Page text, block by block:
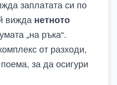
заплатата си по
вижда нетното
„на ръка“.
от разходи,
за да осигури